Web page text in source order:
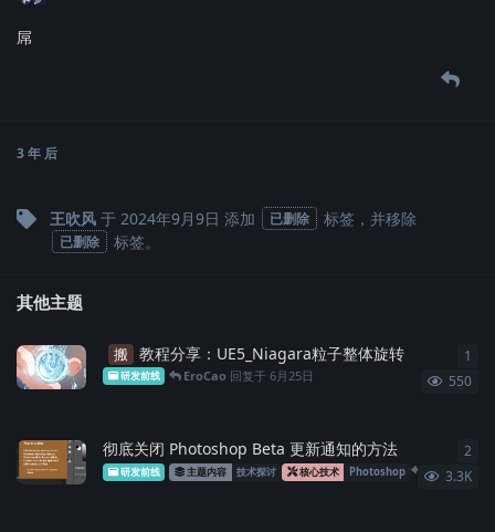
屌
3 年 后
王吹风 于 2024年9月9日 添加 已删除 标签 ，并移除
已删除 标签。
其他主题
搬 教程分享：UE5_Niagara粒子整体旋转
研发前线 EroCao 回复于6月25日 550
1
彻底关闭 Photoshop Beta 更新通知的方法
研发前线 主题内容 技术探讨 核心技术 Photoshop 王吹风回复于
3.3K
2